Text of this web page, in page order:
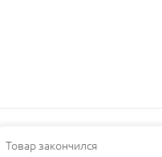
Товар закончился